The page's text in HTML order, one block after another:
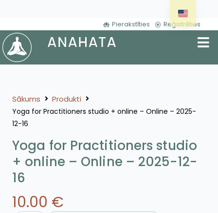
Pierakstīties Reģistrēties
Sākums Produkti
Yoga for Practitioners studio + online – Online – 2025-
12-16
Yoga for Practitioners studio
+ online – Online – 2025-12-
16
10.00 €